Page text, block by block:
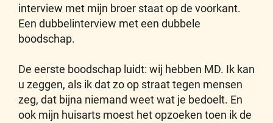
interview met mijn broer staat op de voorkant.
Een dubbelinterview met een dubbele
boodschap.
De eerste boodschap luidt: wij hebben MD. Ik kan
u zeggen, als ik dat zo op straat tegen mensen
zeg, dat bijna niemand weet wat je bedoelt. En
ook mijn huisarts moest het opzoeken toen ik de